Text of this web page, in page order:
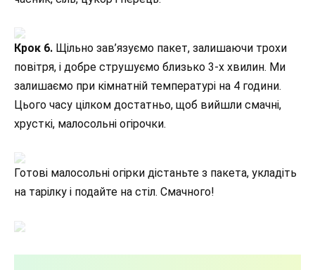
Крок 6. Щільно зав’язуємо пакет, залишаючи трохи
повітря, і добре струшуємо близько 3-х хвилин. Ми
залишаємо при кімнатній температурі на 4 години.
Цього часу цілком достатньо, щоб вийшли смачні,
хрусткі, малосольні огірочки.
Готові малосольні огірки дістаньте з пакета, укладіть
на тарілку і подайте на стіл. Смачного!